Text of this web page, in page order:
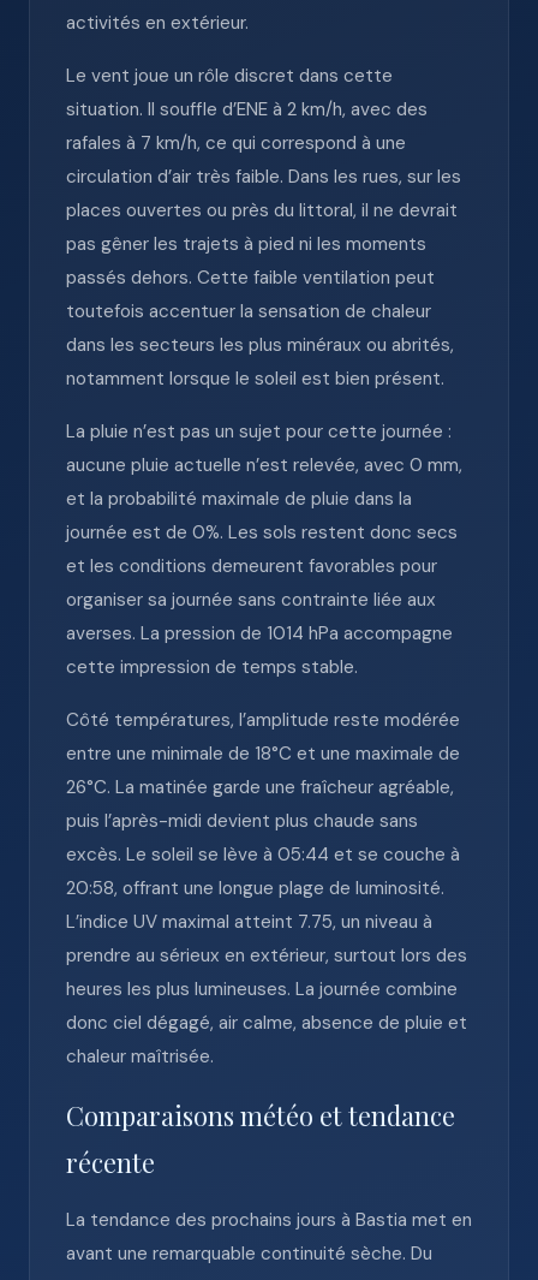
activités en extérieur.
Le vent joue un rôle discret dans cette
situation. Il souffle d’ENE à 2 km/h, avec des
rafales à 7 km/h, ce qui correspond à une
circulation d’air très faible. Dans les rues, sur les
places ouvertes ou près du littoral, il ne devrait
pas gêner les trajets à pied ni les moments
passés dehors. Cette faible ventilation peut
toutefois accentuer la sensation de chaleur
dans les secteurs les plus minéraux ou abrités,
notamment lorsque le soleil est bien présent.
La pluie n’est pas un sujet pour cette journée :
aucune pluie actuelle n’est relevée, avec 0 mm,
et la probabilité maximale de pluie dans la
journée est de 0%. Les sols restent donc secs
et les conditions demeurent favorables pour
organiser sa journée sans contrainte liée aux
averses. La pression de 1014 hPa accompagne
cette impression de temps stable.
Côté températures, l’amplitude reste modérée
entre une minimale de 18°C et une maximale de
26°C. La matinée garde une fraîcheur agréable,
puis l’après-midi devient plus chaude sans
excès. Le soleil se lève à 05:44 et se couche à
20:58, offrant une longue plage de luminosité.
L’indice UV maximal atteint 7.75, un niveau à
prendre au sérieux en extérieur, surtout lors des
heures les plus lumineuses. La journée combine
donc ciel dégagé, air calme, absence de pluie et
chaleur maîtrisée.
Comparaisons météo et tendance
récente
La tendance des prochains jours à Bastia met en
avant une remarquable continuité sèche. Du